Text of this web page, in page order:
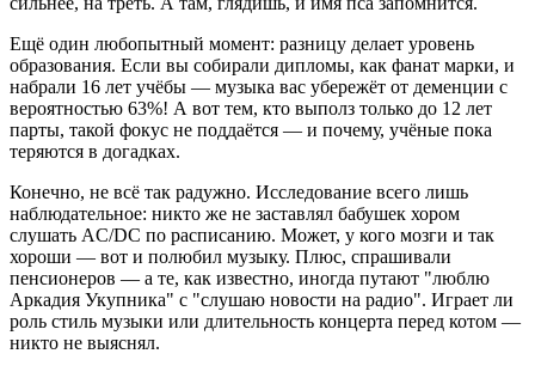
Ещё один любопытный момент: разницу делает уровень
образования. Если вы собирали дипломы, как фанат марки, и
набрали 16 лет учёбы — музыка вас убережёт от деменции с
вероятностью 63%! А вот тем, кто выполз только до 12 лет
парты, такой фокус не поддаётся — и почему, учёные пока
теряются в догадках.
Конечно, не всё так радужно. Исследование всего лишь
наблюдательное: никто же не заставлял бабушек хором
слушать AC/DC по расписанию. Может, у кого мозги и так
хороши — вот и полюбил музыку. Плюс, спрашивали
пенсионеров — а те, как известно, иногда путают "люблю
Аркадия Укупника" с "слушаю новости на радио". Играет ли
роль стиль музыки или длительность концерта перед котом —
никто не выяснял.